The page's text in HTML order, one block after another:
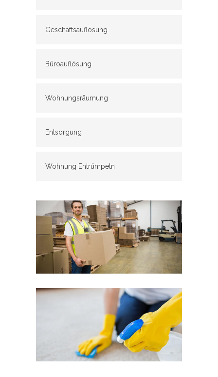
Geschäftsauflösung
Büroauflösung
Wohnungsräumung
Entsorgung
Wohnung Entrümpeln